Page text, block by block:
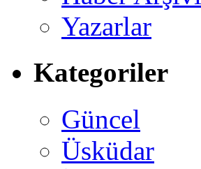
Yazarlar
Kategoriler
Güncel
Üsküdar